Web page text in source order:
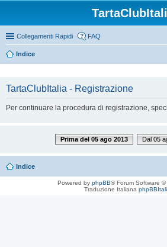
Collegamenti Rapidi FAQ
Indice
TartaClubItalia - Registrazione
Per continuare la procedura di registrazione,
Prima del 05 ago 2013 Dal 05
Indice
Powered by phpBB® Forum Software ©
Traduzione Italiana